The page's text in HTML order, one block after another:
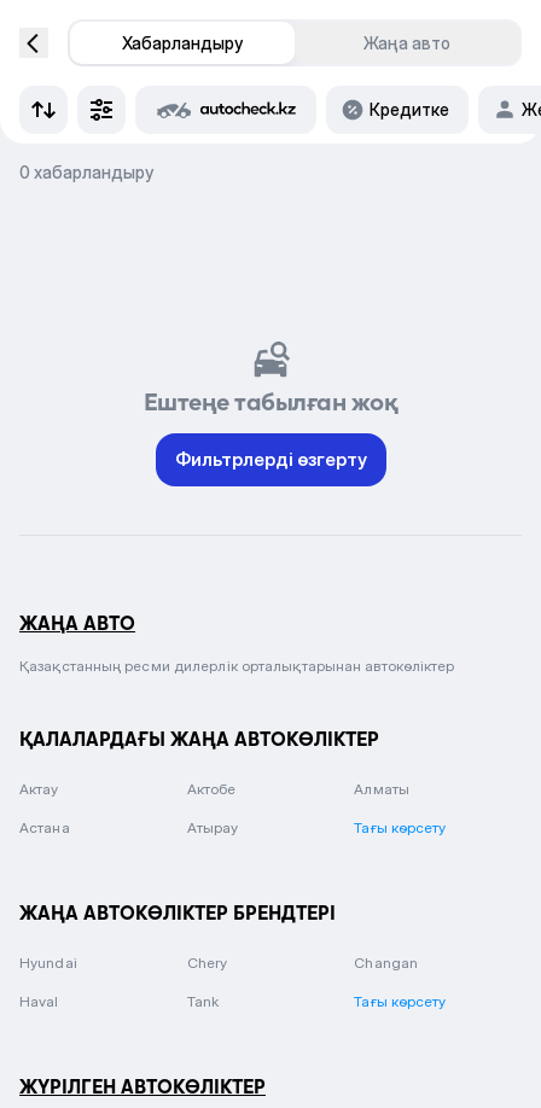
Хабарландыру Жаңа авто
Кредитке
0 хабарландыру
Ештеңе табылған жоқ
Фильтрлерді өзгерту
ЖАҢА АВТО
Қазақстанның ресми дилерлік орталықтарынан автокөліктер
ҚАЛАЛАРДАҒЫ ЖАҢА АВТОКӨЛІКТЕР
Актау Актобе Алматы
Астана Атырау Тағы көрсету
ЖАҢА АВТОКӨЛІКТЕР БРЕНДТЕРІ
Hyundai Chery Changan
Haval Tank Тағы көрсету
ЖҮРІЛГЕН АВТОКӨЛІКТЕР